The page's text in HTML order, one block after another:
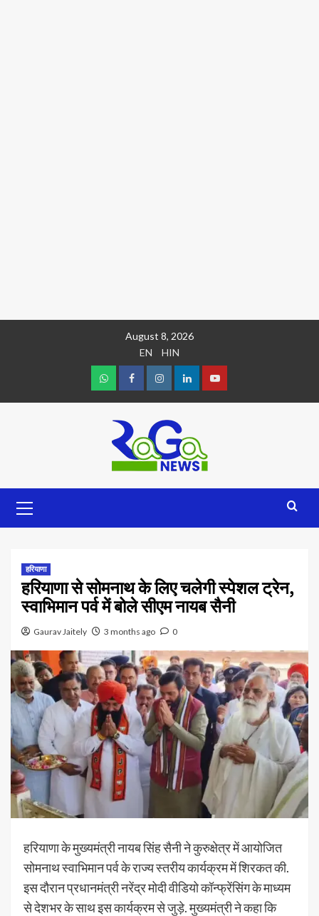
August 8, 2026
EN
HIN
हरियाणा
हरियाणा से सोमनाथ के लिए चलेगी स्पेशल ट्रेन,
स्वाभिमान पर्व में बोले सीएम नायब सैनी
Gaurav Jaitely 3 months ago 0
हरियाणा के मुख्यमंत्री नायब सिंह सैनी ने कुरुक्षेत्र में आयोजित
सोमनाथ स्वाभिमान पर्व के राज्य स्तरीय कार्यक्रम में शिरकत की.
इस दौरान प्रधानमंत्री नरेंद्र मोदी वीडियो कॉन्फ्रेंसिंग के माध्यम
से देशभर के साथ इस कार्यक्रम से जुड़े. मुख्यमंत्री ने कहा कि